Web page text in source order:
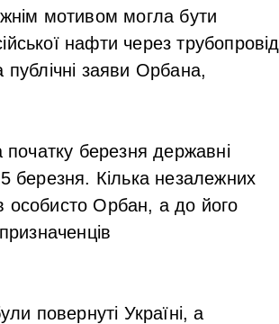
мотивом могла бути
нафти через трубопровід
заяви Орбана,
березня державні
березня. Кілька незалежних
особисто Орбан, а до його
повернуті Україні, а